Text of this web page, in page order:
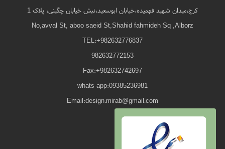
کرج،میدان شهید فهمیده،خیابان ابوسعید،نبش خیابان چگینی، پلاک 1
No,avval St, aboo saeid St,Shahid fahmideh Sq ,Alborz
TEL:+982632776837
982632772153
Fax:+982632742697
whats app:09385236981
Email:design.mirab@gmail.com